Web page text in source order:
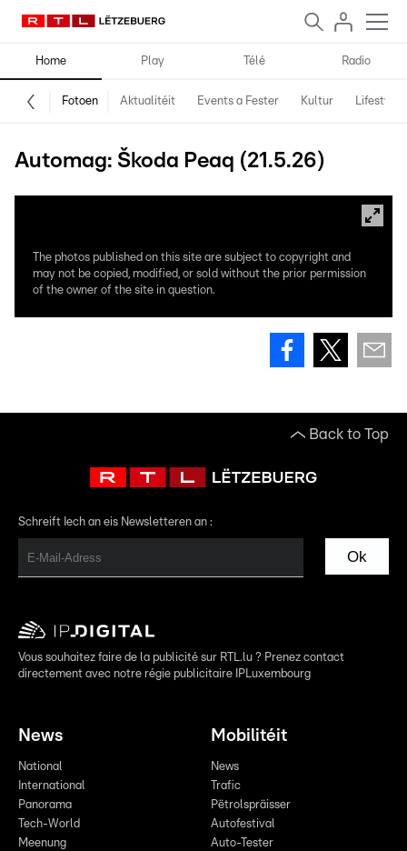
Home Play Télé Radio
Fotoen Aktualitéit Events a Fester Kultur Lifestyle
Automag: Škoda Peaq (21.5.26)
The photos published on this site are subject to copyright and
may not be copied, modified, or sold without the prior permission
of the owner of the site in question.
Back to Top
Schreift Iech an eis Newsletteren an :
Ok
Vous souhaitez faire de la publicité sur RTL.lu ? Prenez contact
directement avec notre régie publicitaire IPLuxembourg
News
National
International
Panorama
Tech-World
Meenung
Mobilitéit
News
Trafic
Pëtrolspräisser
Autofestival
Auto-Tester